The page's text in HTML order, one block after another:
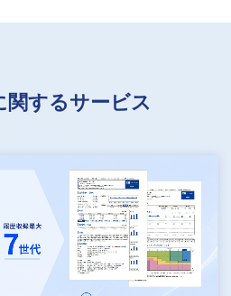
関するサービス